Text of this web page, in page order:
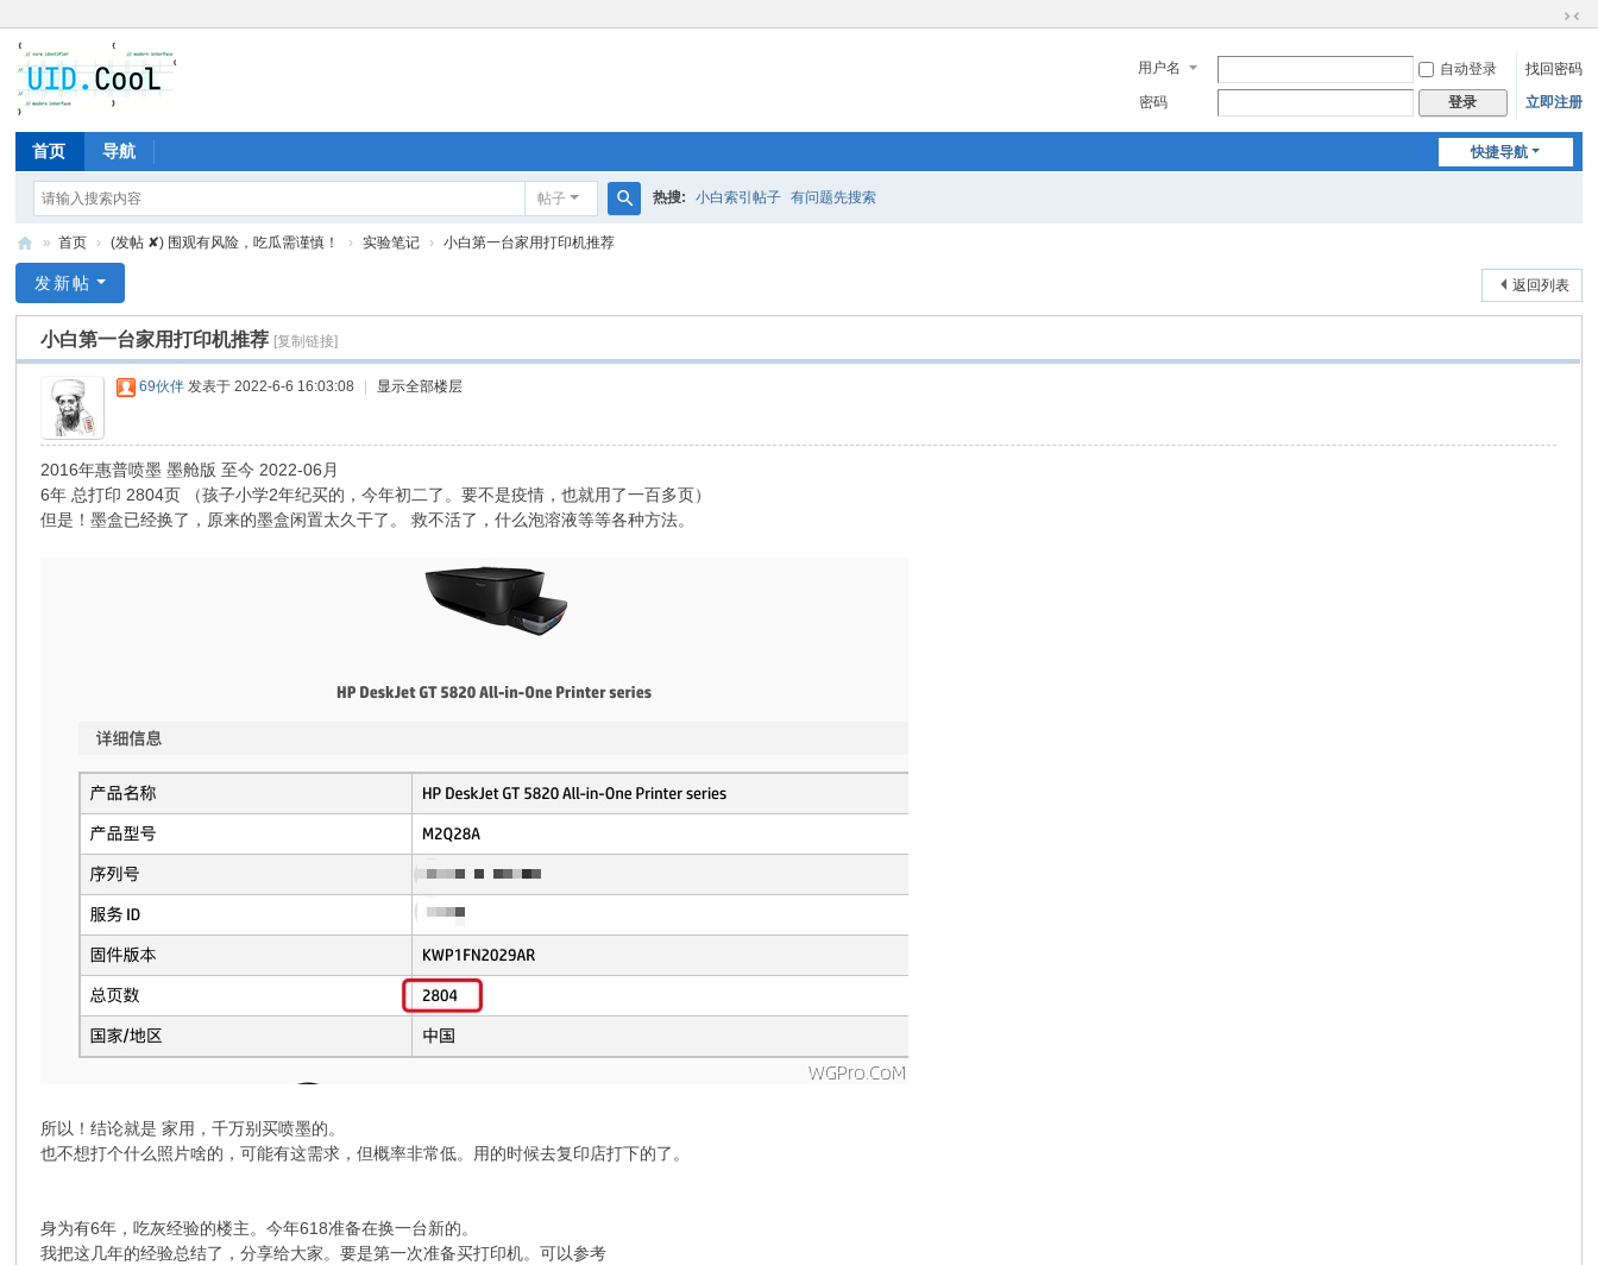
换
到
窄
用户名 自动登录
找回密码
密码
登录 立即注册
快捷导航
首页 导航
帖子 热搜: 小白索引帖子 有问题先搜索
爱
» 首页 › (发帖 ✘) 围观有风险，吃瓜需谨慎！ › 实验笔记 › 小白第一台家用打印机推荐
返回列表
发新帖
小白第一台家用打印机推荐 [复制链接]
69伙伴 发表于 2022-6-6 16:03:08 显示全部楼层
2016年惠普喷墨 墨舱版 至今 2022-06月
6年 总打印 2804页 （孩子小学2年纪买的，今年初二了。要不是疫情，也就用了一百多页）
但是！墨盒已经换了，原来的墨盒闲置太久干了。 救不活了，什么泡溶液等等各种方法。
所以！结论就是 家用，千万别买喷墨的。
也不想打个什么照片啥的，可能有这需求，但概率非常低。用的时候去复印店打下的了。
身为有6年，吃灰经验的楼主。今年618准备在换一台新的。
我把这几年的经验总结了，分享给大家。要是第一次准备买打印机。可以参考